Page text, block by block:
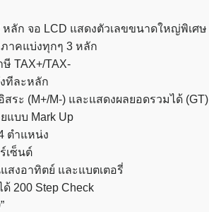
หลัก จอ LCD แสดงตัวเลขขนาดใหญ่พิเศษ
าคแบ่งทุกๆ 3 หลัก
TAX+/TAX-
ทีละหลัก
ระ (M+/M-) และแสดงผลยอดรวมได้ (GT)
บบ Mark Up
ตำแหน่ง
เซ็นต์
สงอาทิตย์ และแบตเตอรี่
200 Step Check